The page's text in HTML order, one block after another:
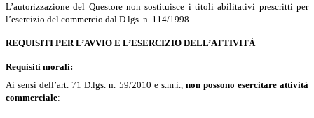
L’autorizzazione del Questore non sostituisce i titoli abilitativi prescritti per
l’esercizio del commercio dal D.lgs. n. 114/1998.
REQUISITI PER L’AVVIO E L’ESERCIZIO DELL’ATTIVITÀ
Requisiti morali:
Ai sensi dell’art. 71 D.lgs. n. 59/2010 e s.m.i., non possono esercitare attività
commerciale: